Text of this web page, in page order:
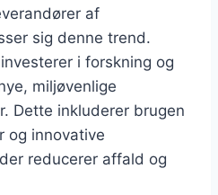
af
sig denne trend.
i forskning og
miljøvenlige
Dette inkluderer brugen
og innovative
reducerer affald og